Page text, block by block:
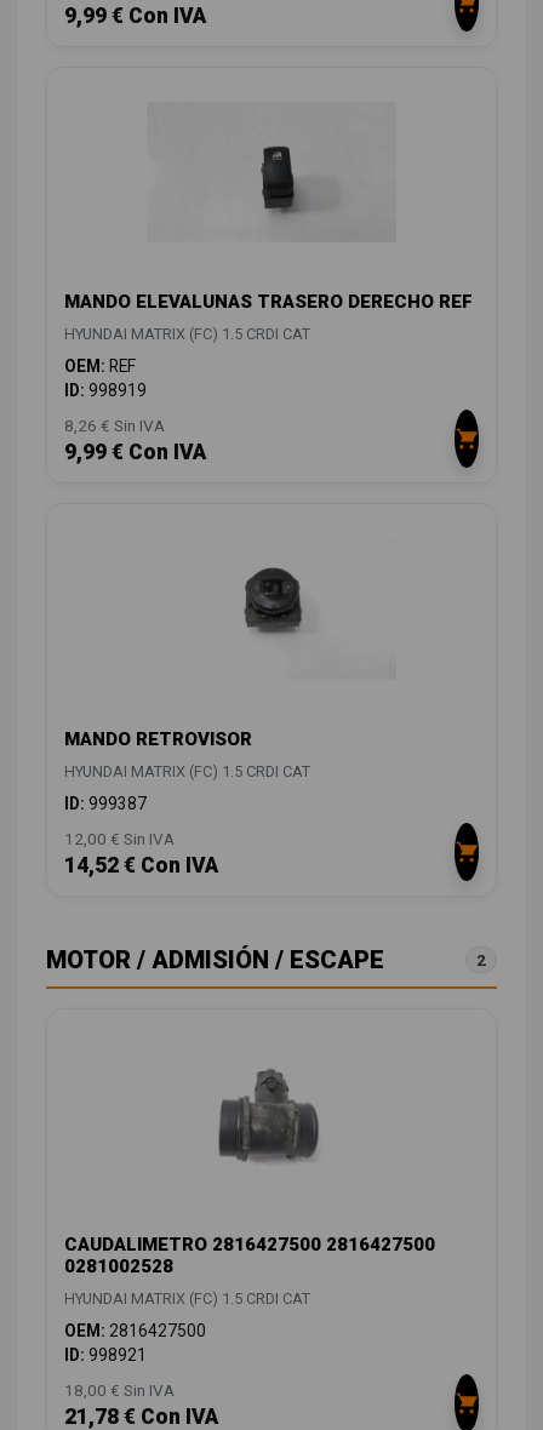
9,99 € Con IVA
MANDO ELEVALUNAS TRASERO DERECHO REF
HYUNDAI MATRIX (FC) 1.5 CRDI CAT
OEM: REF
ID: 998919
8,26 € Sin IVA
9,99 € Con IVA
MANDO RETROVISOR
HYUNDAI MATRIX (FC) 1.5 CRDI CAT
ID: 999387
12,00 € Sin IVA
14,52 € Con IVA
MOTOR / ADMISIÓN / ESCAPE 2
CAUDALIMETRO 2816427500 2816427500
0281002528
HYUNDAI MATRIX (FC) 1.5 CRDI CAT
OEM: 2816427500
ID: 998921
18,00 € Sin IVA
21,78 € Con IVA